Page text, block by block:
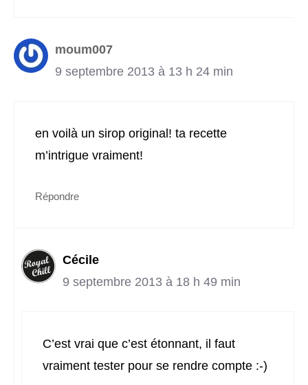
moum007
9 septembre 2013 à 13 h 24 min
en voilà un sirop original! ta recette
m’intrigue vraiment!
Répondre
Cécile
9 septembre 2013 à 18 h 49 min
C’est vrai que c’est étonnant, il faut
vraiment tester pour se rendre compte :-)